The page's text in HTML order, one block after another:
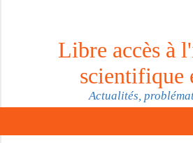
Libre accès à
scientifique
Actualités,